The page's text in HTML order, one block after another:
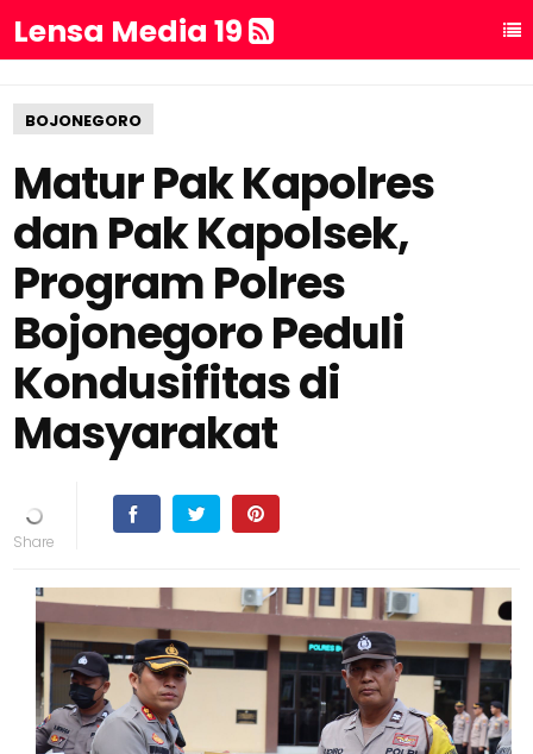
Lensa Media 19
BOJONEGORO
Matur Pak Kapolres
dan Pak Kapolsek,
Program Polres
Bojonegoro Peduli
Kondusifitas di
Masyarakat